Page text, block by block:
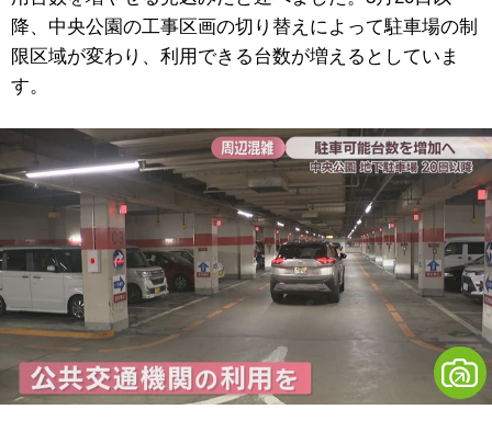
降、中央公園の工事区画の切り替えによって駐車場の制
限区域が変わり、利用できる台数が増えるとしていま
す。